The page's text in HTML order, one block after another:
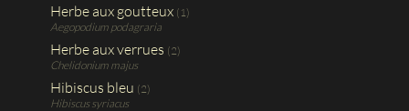
Herbe aux goutteux (1)
Aegopodium podagraria
Herbe aux verrues (2)
Chelidonium majus
Hibiscus bleu (2)
Hibiscus syriacus